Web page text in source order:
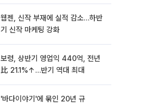
웹젠, 신작 부재에 실적 감소…하반
기 신작 마케팅 강화
보령, 상반기 영업익 440억, 전년
比 21.1%↑…반기 역대 최대
'바다이야기'에 묶인 20년 규